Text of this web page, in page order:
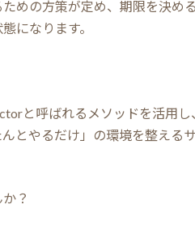
めの方策が定め、期限を決める
になります。
と呼ばれるメソッドを活用し
とやるだけ」の環境を整える
？